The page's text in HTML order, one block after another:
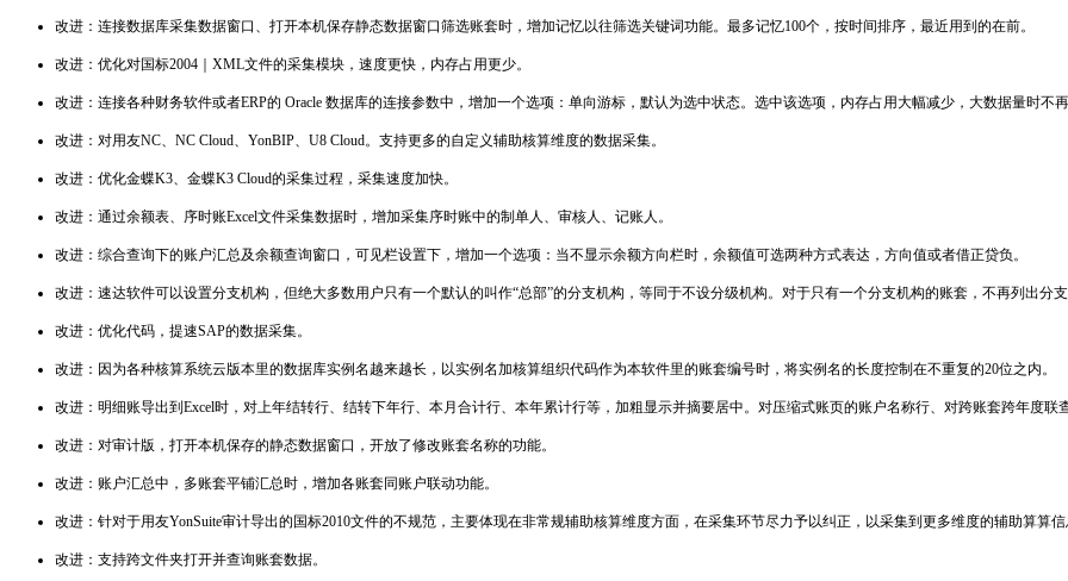
改进：连接数据库采集数据窗口、打开本机保存静态数据窗口筛选账套时，增加记忆以往筛选关键词功能。最多记忆100个，按时间排序，最近用到的在前。
改进：优化对国标2004｜XML文件的采集模块，速度更快，内存占用更少。
改进：连接各种财务软件或者ERP的 Oracle 数据库的连接参数中，增加一个选项：单向游标，默认为选中状态。选中该选项，内存占用大幅减少，大数据量时不再
改进：对用友NC、NC Cloud、YonBIP、U8 Cloud。支持更多的自定义辅助核算维度的数据采集。
改进：优化金蝶K3、金蝶K3 Cloud的采集过程，采集速度加快。
改进：通过余额表、序时账Excel文件采集数据时，增加采集序时账中的制单人、审核人、记账人。
改进：综合查询下的账户汇总及余额查询窗口，可见栏设置下，增加一个选项：当不显示余额方向栏时，余额值可选两种方式表达，方向值或者借正贷负。
改进：速达软件可以设置分支机构，但绝大多数用户只有一个默认的叫作“总部”的分支机构，等同于不设分级机构。对于只有一个分支机构的账套，不再列出分
改进：优化代码，提速SAP的数据采集。
改进：因为各种核算系统云版本里的数据库实例名越来越长，以实例名加核算组织代码作为本软件里的账套编号时，将实例名的长度控制在不重复的20位之内。
改进：明细账导出到Excel时，对上年结转行、结转下年行、本月合计行、本年累计行等，加粗显示并摘要居中。对压缩式账页的账户名称行、对跨账套跨年度联
改进：对审计版，打开本机保存的静态数据窗口，开放了修改账套名称的功能。
改进：账户汇总中，多账套平铺汇总时，增加各账套同账户联动功能。
改进：针对于用友YonSuite审计导出的国标2010文件的不规范，主要体现在非常规辅助核算维度方面，在采集环节尽力予以纠正，以采集到更多维度的辅助算算信
改进：支持跨文件夹打开并查询账套数据。